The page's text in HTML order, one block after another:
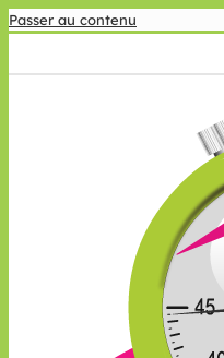
Passer au contenu